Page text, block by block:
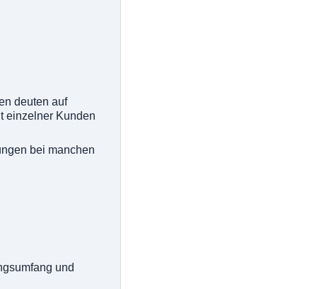
deuten auf
einzelner Kunden
bei manchen
und